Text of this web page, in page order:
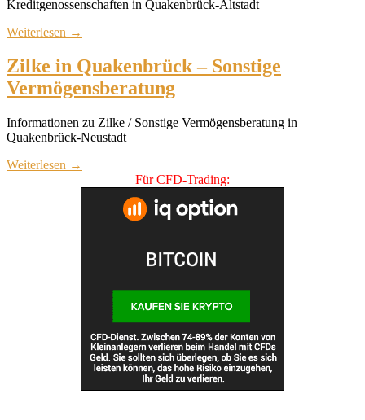
Kreditgenossenschaften in Quakenbrück-Altstadt
Weiterlesen →
Zilke in Quakenbrück – Sonstige
Vermögensberatung
Informationen zu Zilke / Sonstige Vermögensberatung in
Quakenbrück-Neustadt
Weiterlesen →
Für CFD-Trading: